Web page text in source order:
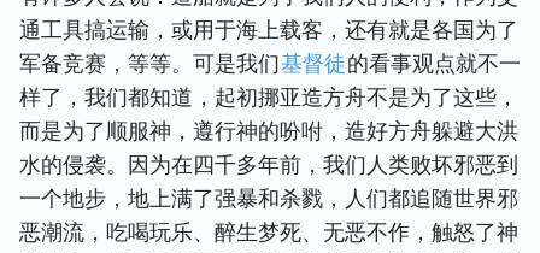
通工具搞运输，或用于海上载客，还有就是各国为了
军备竞赛，等等。可是我们基督徒的看事观点就不一
样了，我们都知道，起初挪亚造方舟不是为了这些，
而是为了顺服神，遵行神的吩咐，造好方舟躲避大洪
水的侵袭。因为在四千多年前，我们人类败坏邪恶到
一个地步，地上满了强暴和杀戮，人们都追随世界邪
恶潮流，吃喝玩乐、醉生梦死、无恶不作，触怒了神